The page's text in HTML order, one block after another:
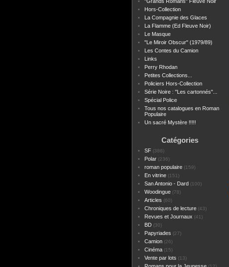
Hors-Collection
La Compagnie des Glaces
La Flamme (Ed Fleuve Noir)
Le Masque
"Le Miroir Obscur" (1979/89)
Les Contes du Camion
Links
Perry Rhodan
Petites Collections...
Policiers Hors-Collection
Série Noire : "Les cartonnés"...
Spécial Police
Tous nos catalogues en Roman
Populaire
Un sacré Mystère !!!!!
Catégories
SF (386)
Polar (236)
roman populaire (159)
En vitrine (151)
San Antonio - Dard (100)
Woodingue (78)
Articles (60)
Chroniques de lecture (43)
Revues et Journaux (41)
BD (30)
Papyriades (27)
Camion (26)
Cinéma (15)
Vente par lots (13)